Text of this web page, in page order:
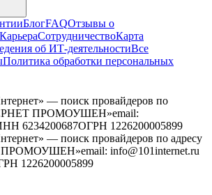
БлогFAQОтзывы о
КарьераСотрудничествоКарта
об ИТ-деятельностиВсе
Политика обработки персональных
— поиск провайдеров по
ПРОМОУШЕН»email:
6234200687ОГРН 1226200005899
— поиск провайдеров по адресу
ПРОМОУШЕН»email: info@101internet.ru
1226200005899